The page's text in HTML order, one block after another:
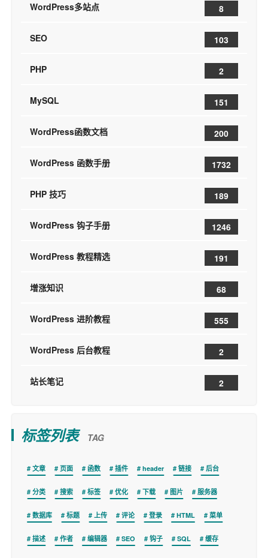
WordPress多站点 8
SEO 103
PHP 2
MySQL 151
WordPress函数文档 200
WordPress 函数手册 1732
PHP 技巧 189
WordPress 钩子手册 1246
WordPress 教程精选 191
增涨知识 68
WordPress 进阶教程 555
WordPress 后台教程 2
站长笔记 2
标签列表 TAG
文章 页面 函数 插件 header 链接 后台
分类 搜索 标签 优化 下载 图片 服务器
数据库 标题 上传 评论 登录 HTML 菜单
描述 作者 编辑器 SEO 钩子 SQL 缓存